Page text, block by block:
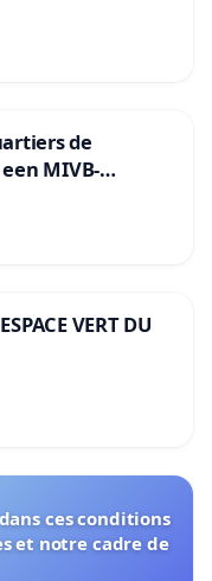
de
MIVB-
en Het
VERT DU
ces conditions
et notre cadre de